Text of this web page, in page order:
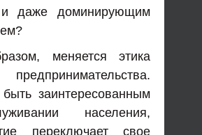
даже доминирующим
меняется этика
предпринимательства.
заинтересованным
населения,
переключает свое